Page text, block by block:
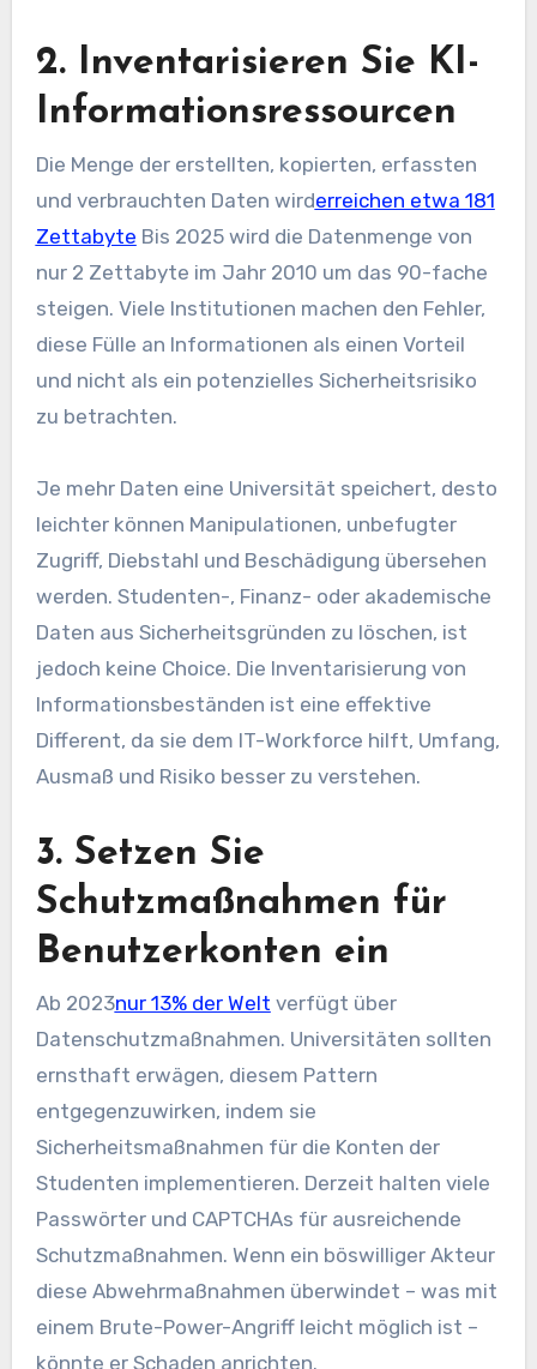
2. Inventarisieren Sie KI-
Informationsressourcen
Die Menge der erstellten, kopierten, erfassten
und verbrauchten Daten wirderreichen etwa 181
Zettabyte Bis 2025 wird die Datenmenge von
nur 2 Zettabyte im Jahr 2010 um das 90-fache
steigen. Viele Institutionen machen den Fehler,
diese Fülle an Informationen als einen Vorteil
und nicht als ein potenzielles Sicherheitsrisiko
zu betrachten.
Je mehr Daten eine Universität speichert, desto
leichter können Manipulationen, unbefugter
Zugriff, Diebstahl und Beschädigung übersehen
werden. Studenten-, Finanz- oder akademische
Daten aus Sicherheitsgründen zu löschen, ist
jedoch keine Choice. Die Inventarisierung von
Informationsbeständen ist eine effektive
Different, da sie dem IT-Workforce hilft, Umfang,
Ausmaß und Risiko besser zu verstehen.
3. Setzen Sie
Schutzmaßnahmen für
Benutzerkonten ein
Ab 2023nur 13% der Welt verfügt über
Datenschutzmaßnahmen. Universitäten sollten
ernsthaft erwägen, diesem Pattern
entgegenzuwirken, indem sie
Sicherheitsmaßnahmen für die Konten der
Studenten implementieren. Derzeit halten viele
Passwörter und CAPTCHAs für ausreichende
Schutzmaßnahmen. Wenn ein böswilliger Akteur
diese Abwehrmaßnahmen überwindet – was mit
einem Brute-Power-Angriff leicht möglich ist –
könnte er Schaden anrichten.